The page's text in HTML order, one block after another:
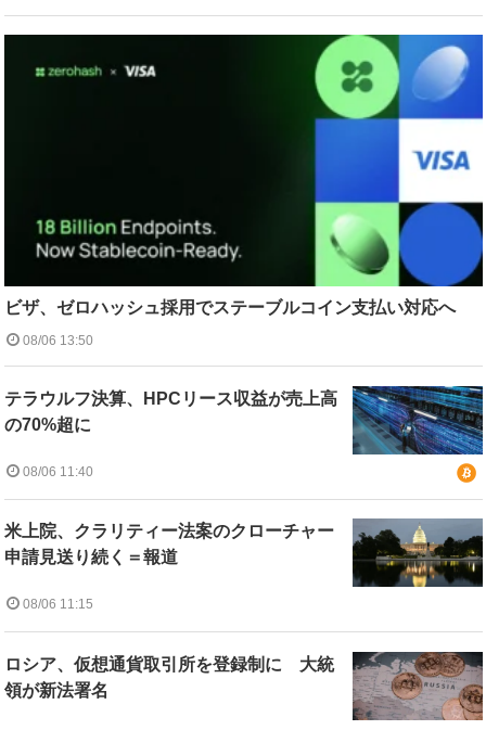
ビザ、ゼロハッシュ採用でステーブルコイン支払い対応へ
08/06 13:50
テラウルフ決算、HPCリース収益が売上高
の70%超に
08/06 11:40
米上院、クラリティー法案のクローチャー
申請見送り続く＝報道
08/06 11:15
ロシア、仮想通貨取引所を登録制に 大統
領が新法署名